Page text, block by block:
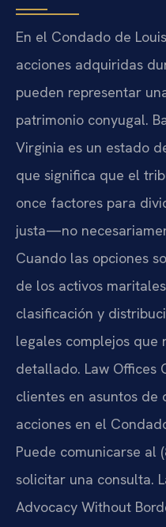
En el Condado de
acciones adquiridas
pueden representar
patrimonio conyugal.
Virginia es un estado
que significa que el
once factores para
justa—no
Cuando las opciones
de los activos
clasificación y
legales complejos que
detallado. Law Offices
clientes en asuntos de
acciones en el
Puede comunicarse al
solicitar una consulta.
Advocacy Without